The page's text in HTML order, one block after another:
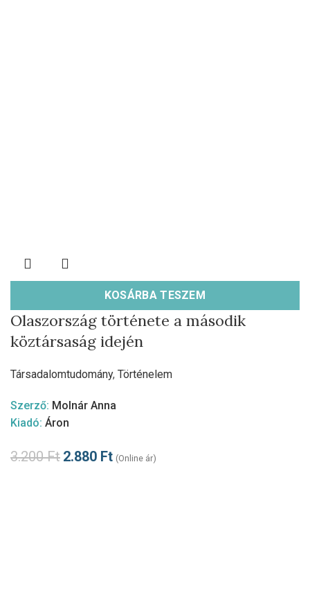
KOSÁRBA TESZEM
Olaszország története a második
köztársaság idején
Társadalomtudomány, Történelem
Szerző: Molnár Anna
Kiadó: Áron
3.200Ft 2.880 Ft (Online ár)